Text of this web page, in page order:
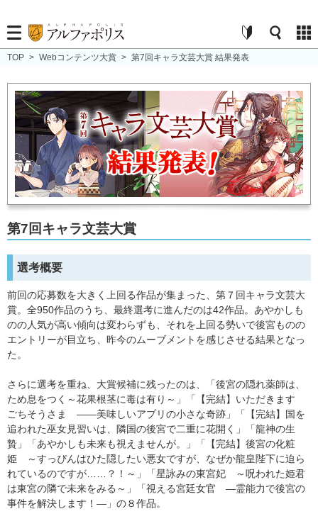
TOP > Webコンテンツ大賞 > 第7回キャラ文芸大賞 結果発表
第7回キャラ文芸大賞
選考概要
前回の応募数を大きく上回る作品が集まった、第７回キャラ文芸大
賞。全950作品のうち、最終選考に進んだのは42作品。あやかしも
のの人気が高い傾向は変わらずも、それを上回る勢いで後宮ものの
エントリーが目立ち、昨今のムーブメントを感じさせる結果となっ
た。
さらに選考を重ね、大賞候補に残ったのは、「後宮の隠れ薬師は、
ため息をつく～花果根茎に毒は有り～」「【完結】いただきます
ごちそうさま ――美味しいアプリの小さな奇跡」「【完結】国を
追われた巫女見習いは、隣国の後宮で二重に花開く」「龍神の生
贄」「あやかしも未来も視えませんが。」「【完結】後宮の化粧
姫 ～すっぴんはひた隠したい悪女ですが、なぜか龍皇陛下に迫ら
れているのですが……？！～」「星詠みの東宮妃 ～呪われた姫君
は東宮の隣で未来をみる～」「視える宮廷女官 ―霊能力で後宮の
事件を解決します！―」の８作品。